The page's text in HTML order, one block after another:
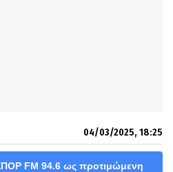
04/03/2025, 18:25
FM 94.6 ως προτιμώμενη